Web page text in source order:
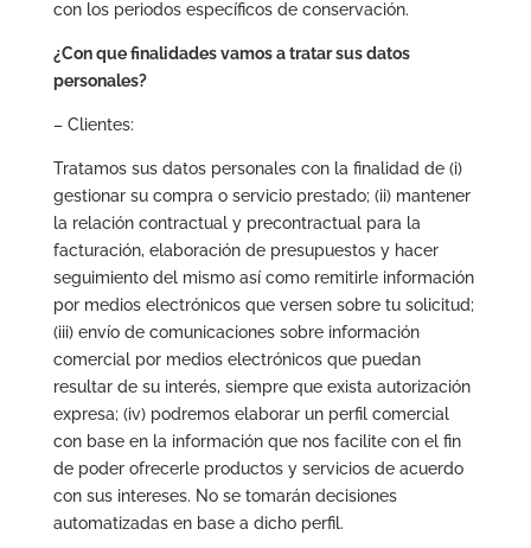
con los periodos específicos de conservación.
¿Con que finalidades vamos a tratar sus datos
personales?
– Clientes:
Tratamos sus datos personales con la finalidad de (i)
gestionar su compra o servicio prestado; (ii) mantener
la relación contractual y precontractual para la
facturación, elaboración de presupuestos y hacer
seguimiento del mismo así como remitirle información
por medios electrónicos que versen sobre tu solicitud;
(iii) envío de comunicaciones sobre información
comercial por medios electrónicos que puedan
resultar de su interés, siempre que exista autorización
expresa; (iv) podremos elaborar un perfil comercial
con base en la información que nos facilite con el fin
de poder ofrecerle productos y servicios de acuerdo
con sus intereses. No se tomarán decisiones
automatizadas en base a dicho perfil.